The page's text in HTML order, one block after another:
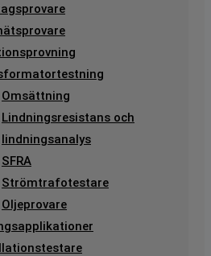
Omsättning
Lindningsresistans och
lindningsanalys
SFRA
Strömtrafotestare
Oljeprovare